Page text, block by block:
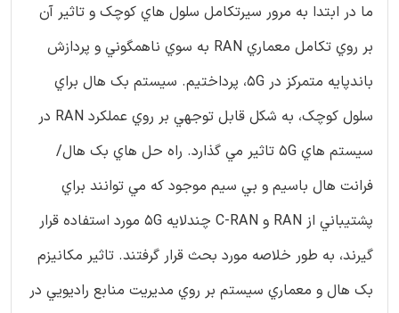
ما در ابتدا به مرور سيرتکامل سلول هاي کوچک و تاثير آن
بر روي تکامل معماري RAN به سوي ناهمگوني و پردازش
باندپايه متمرکز در 5G، پرداختيم. سيستم بک هال براي
سلول کوچک، به شکل قابل توجهي بر روي عملکرد RAN در
سيستم هاي 5G تاثير مي گذارد. راه حل هاي بک هال/
فرانت هال باسيم و بي سيم موجود که مي توانند براي
پشتيباني از RAN و C-RAN چندلايه 5G مورد استفاده قرار
گيرند، به طور خلاصه مورد بحث قرار گرفتند. تاثير مکانيزم
بک هال و معماري سيستم بر روي مديريت منابع راديويي در